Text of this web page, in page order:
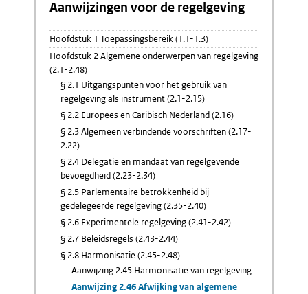
Aanwijzingen voor de regelgeving
Hoofdstuk 1 Toepassingsbereik (1.1-1.3)
Hoofdstuk 2 Algemene onderwerpen van regelgeving
(2.1-2.48)
§ 2.1 Uitgangspunten voor het gebruik van
regelgeving als instrument (2.1-2.15)
§ 2.2 Europees en Caribisch Nederland (2.16)
§ 2.3 Algemeen verbindende voorschriften (2.17-
2.22)
§ 2.4 Delegatie en mandaat van regelgevende
bevoegdheid (2.23-2.34)
§ 2.5 Parlementaire betrokkenheid bij
gedelegeerde regelgeving (2.35-2.40)
§ 2.6 Experimentele regelgeving (2.41-2.42)
§ 2.7 Beleidsregels (2.43-2.44)
§ 2.8 Harmonisatie (2.45-2.48)
Aanwijzing 2.45 Harmonisatie van regelgeving
Aanwijzing 2.46 Afwijking van algemene